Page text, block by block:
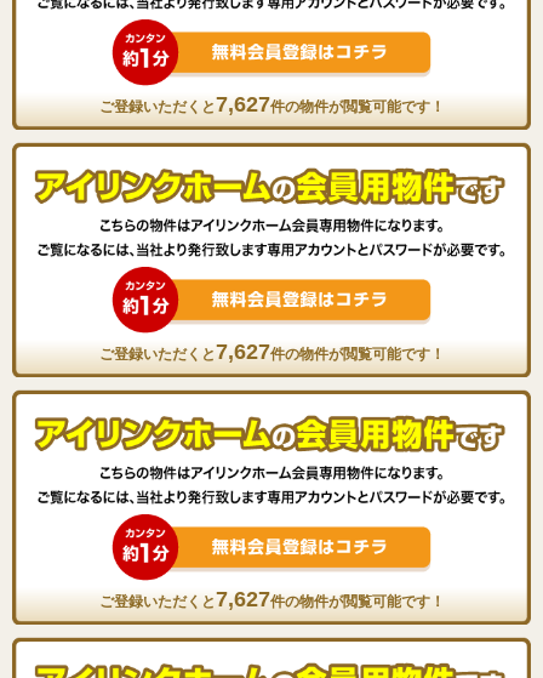
ご登録いただくと7,627件の物件が閲覧可能です！
ご登録いただくと7,627件の物件が閲覧可能です！
ご登録いただくと7,627件の物件が閲覧可能です！